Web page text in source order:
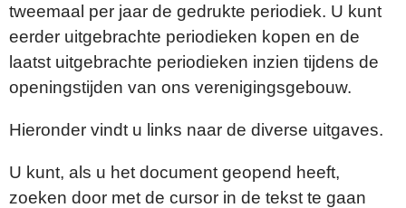
tweemaal per jaar de gedrukte periodiek. U kunt
eerder uitgebrachte periodieken kopen en de
laatst uitgebrachte periodieken inzien tijdens de
openingstijden van ons verenigingsgebouw.
Hieronder vindt u links naar de diverse uitgaves.
U kunt, als u het document geopend heeft,
zoeken door met de cursor in de tekst te gaan